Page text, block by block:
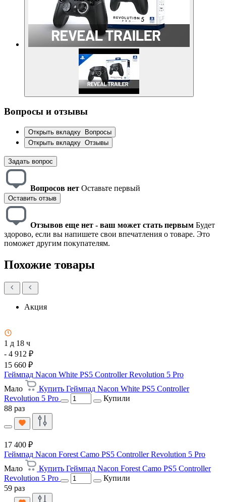
Вопросы и отзывы
Открыть вкладку
Вопросы
Открыть вкладку Отзывы
Задать вопрос
Вопросов нет Оставьте первый
Оставить отзыв
Отзывов еще нет - ваш может стать первым Будет
здорово, если вы напишете свои впечатления о товаре. Это
поможет другим покупателям.
Похожие товары
Акция
1 д 18 ч
- 4 912 ₽
15 660 ₽
Геймпад Nacon White PS5 Controller Revolution 5 Pro
Мало
Купить Геймпад Nacon White PS5 Controller
Revolution 5 Pro
Купили
88 раз
17 400 ₽
Геймпад Nacon Forest Camo PS5 Controller Revolution 5 Pro
Мало
Купить Геймпад Nacon Forest Camo PS5 Controller
Revolution 5 Pro
Купили
59 раз